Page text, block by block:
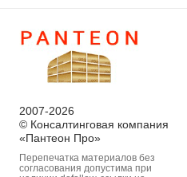
2007-2026
© Консалтинговая компания
«Пантеон Про»
Перепечатка материалов без
согласования допустима при